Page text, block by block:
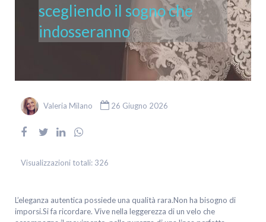
scegliendo il sogno che
indosseranno
Valeria Milano 26 Giugno 2026
Visualizzazioni totali: 326
L’eleganza autentica possiede una qualità rara.Non ha bisogno di
imporsi.Si fa ricordare. Vive nella leggerezza di un velo che